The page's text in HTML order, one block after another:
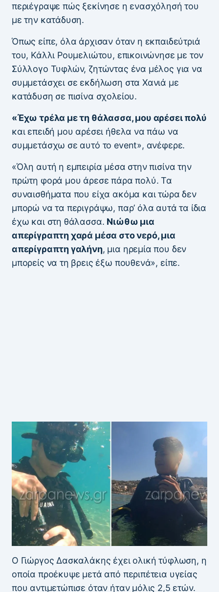
περιέγραψε πώς ξεκίνησε η ενασχόλησή του
με την κατάδυση.
Όπως είπε, όλα άρχισαν όταν η εκπαιδεύτριά
του, Κάλλι Ρουμελιώτου, επικοινώνησε με τον
Σύλλογο Τυφλών, ζητώντας ένα μέλος για να
συμμετάσχει σε εκδήλωση στα Χανιά με
κατάδυση σε πισίνα σχολείου.
«Έχω τρέλα με τη θάλασσα, μου αρέσει πολύ
και επειδή μου αρέσει ήθελα να πάω να
συμμετάσχω σε αυτό το event», ανέφερε.
«Όλη αυτή η εμπειρία μέσα στην πισίνα την
πρώτη φορά μου άρεσε πάρα πολύ. Τα
συναισθήματα που είχα ακόμα και τώρα δεν
μπορώ να τα περιγράψω, παρ’ όλα αυτά τα ίδια
έχω και στη θάλασσα. Νιώθω μια
απερίγραπτη χαρά μέσα στο νερό, μια
απερίγραπτη γαλήνη, μια ηρεμία που δεν
μπορείς να τη βρεις έξω πουθενά», είπε.
Ο Γιώργος Δασκαλάκης έχει ολική τύφλωση, η
οποία προέκυψε μετά από περιπέτεια υγείας
που αντιμετώπισε όταν ήταν μόλις 2,5 ετών.